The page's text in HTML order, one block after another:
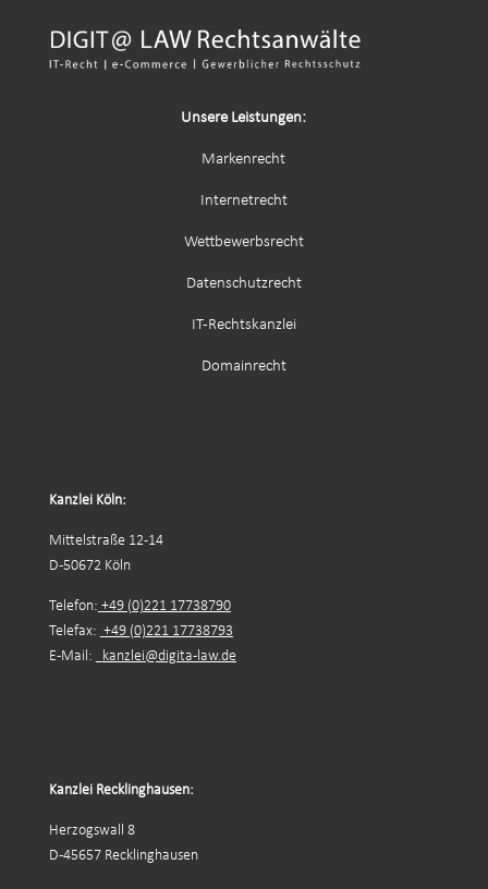
Unsere Leistungen:
Markenrecht
Internetrecht
Wettbewerbsrecht
Datenschutzrecht
IT-Rechtskanzlei
Domainrecht
Kanzlei Köln:
Mittelstraße 12-14
D-50672 Köln
Telefon: +49 (0)221 17738790
Telefax: +49 (0)221 17738793
E-Mail:
kanzlei@digita-law.de
Kanzlei Recklinghausen:
Herzogswall 8
D-45657 Recklinghausen